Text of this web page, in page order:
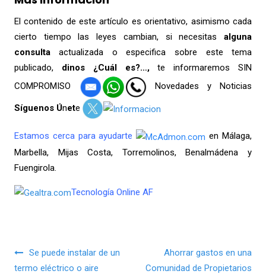
El contenido de este artículo es orientativo, asimismo cada
cierto tiempo las leyes cambian, si necesitas alguna
consultaactualizada o especifica sobre este tema
publicado, dinos ¿Cuál es?…,te informaremos SIN
COMPROMISO
Novedades y Noticias
Síguenos Únete
Estamos cerca para ayudarte
en Málaga,
Marbella, Mijas Costa, Torremolinos, Benalmádena y
Fuengirola.
Tecnología Online AF
Navegación de entradas
Se puede instalar de un
termo eléctrico o aire
Ahorrar gastos en una
Comunidad de Propietarios